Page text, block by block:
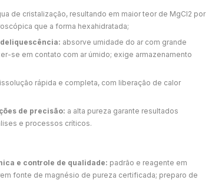
de cristalização, resultando em maior teor de MgCl2 por
que a forma hexahidratada;
absorve umidade do ar com grande
se em contato com ar úmido; exige armazenamento
rápida e completa, com liberação de calor
de precisão: a alta pureza garante resultados
e processos críticos.
e controle de qualidade: padrão e reagente em
fonte de magnésio de pureza certificada; preparo de